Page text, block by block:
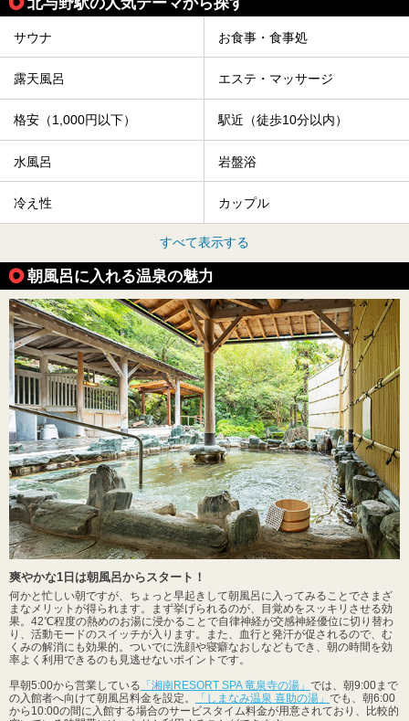
サウナ お食事・食事処
露天風呂 エステ・マッサージ
格安（1,000円以下） 駅近（徒歩10分以内）
水風呂 岩盤浴
冷え性 カップル
すべて表示する
朝風呂に入れる温泉の魅力
爽やかな1日は朝風呂からスタート！
何かと忙しい朝ですが、ちょっと早起きして朝風呂に入ってみることでさまざ
まなメリットが得られます。まず挙げられるのが、目覚めをスッキリさせる効
果。42℃程度の熱めのお湯に浸かることで自律神経が交感神経優位に切り替わ
り、活動モードのスイッチが入ります。また、血行と発汗が促されるので、む
くみの解消にも効果的。ついでに洗顔や寝癖なおしなどもでき、朝の時間を効
率よく利用できるのも見逃せないポイントです。
早朝5:00から営業している 「湘南RESORT SPA 竜泉寺の湯」 では、朝9:00まで
の入館者へ向けて朝風呂料金を設定。
「しまなみ温泉 喜助の湯」 でも、朝6:00
から10:00の間に入館する場合のサービスタイム料金が用意されており、比較的